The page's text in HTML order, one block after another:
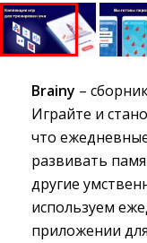
Brainy –
Играйте и
что
развивать
другие
используем
приложении